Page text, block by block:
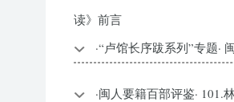
读》前言
·“卢馆长序跋系列”专题
·闽人要籍百部评鉴· 101.